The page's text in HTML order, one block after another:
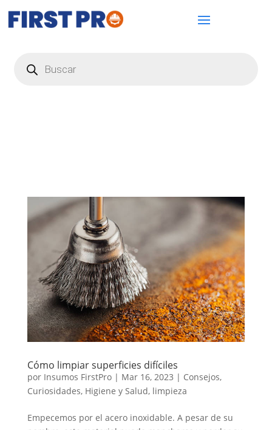
productos
Cómo limpiar superficies difíciles
por Insumos FirstPro| Mar 16, 2023 | Consejos,
Curiosidades, Higiene y Salud, limpieza
Empecemos por el acero inoxidable. A pesar de su